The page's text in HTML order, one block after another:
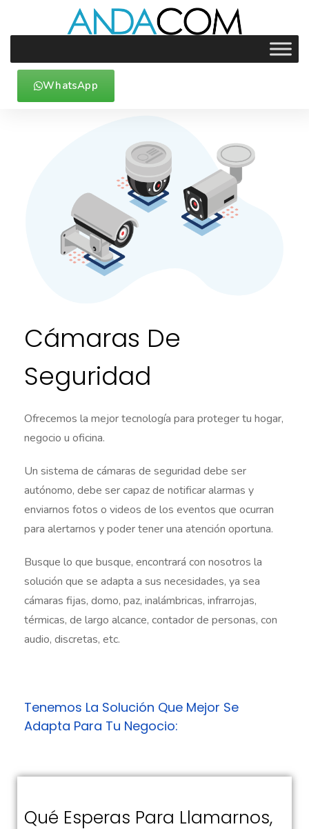
WhatsApp
Cámaras De
Seguridad
Ofrecemos la mejor tecnología para proteger tu hogar,
negocio u oficina.
Un sistema de cámaras de seguridad debe ser
autónomo, debe ser capaz de notificar alarmas y
enviarnos fotos o videos de los eventos que ocurran
para alertarnos y poder tener una atención oportuna.
Busque lo que busque, encontrará con nosotros la
solución que se adapta a sus necesidades, ya sea
cámaras fijas, domo, paz, inalámbricas, infrarrojas,
térmicas, de largo alcance, contador de personas, con
audio, discretas, etc.
Tenemos La Solución Que Mejor Se
Adapta Para Tu Negocio:
Qué Esperas Para Llamarnos,